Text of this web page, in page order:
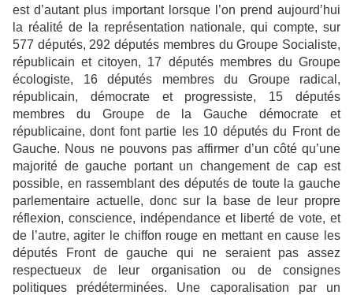
est d’autant plus important lorsque l’on prend aujourd’hui
la réalité de la représentation nationale, qui compte, sur
577 députés, 292 députés membres du Groupe Socialiste,
républicain et citoyen, 17 députés membres du Groupe
écologiste, 16 députés membres du Groupe radical,
républicain, démocrate et progressiste, 15 députés
membres du Groupe de la Gauche démocrate et
républicaine, dont font partie les 10 députés du Front de
Gauche. Nous ne pouvons pas affirmer d’un côté qu’une
majorité de gauche portant un changement de cap est
possible, en rassemblant des députés de toute la gauche
parlementaire actuelle, donc sur la base de leur propre
réflexion, conscience, indépendance et liberté de vote, et
de l’autre, agiter le chiffon rouge en mettant en cause les
députés Front de gauche qui ne seraient pas assez
respectueux de leur organisation ou de consignes
politiques prédéterminées. Une caporalisation par un